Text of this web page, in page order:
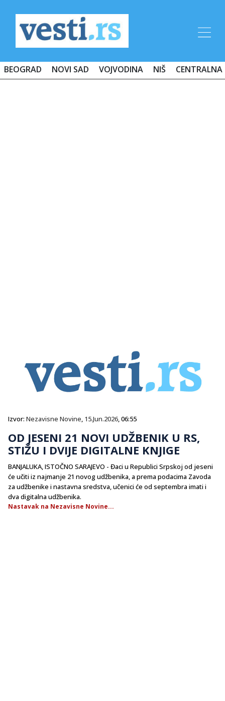
BEOGRAD NOVI SAD VOJVODINA NIŠ CENTRALNA
Izvor: Nezavisne Novine, 15.Jun.2026, 06:55
OD JESENI 21 NOVI UDŽBENIK U RS,
STIŽU I DVIJE DIGITALNE KNJIGE
BANJALUKA, ISTOČNO SARAJEVO - Đaci u Republici Srpskoj od jeseni
će učiti iz najmanje 21 novog udžbenika, a prema podacima Zavoda
za udžbenike i nastavna sredstva, učenici će od septembra imati i
dva digitalna udžbenika.
Nastavak na Nezavisne Novine...